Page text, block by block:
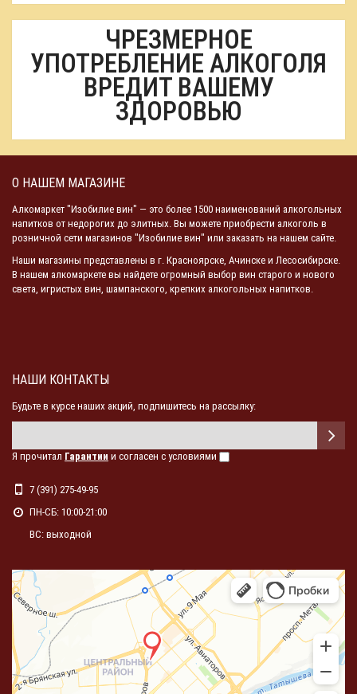
ЧРЕЗМЕРНОЕ
УПОТРЕБЛЕНИЕ АЛКОГОЛЯ
ВРЕДИТ ВАШЕМУ
ЗДОРОВЬЮ
О НАШЕМ МАГАЗИНЕ
Алкомаркет "Изобилие вин" — это более 1500 наименований алкогольных
напитков от недорогих до элитных. Вы можете приобрести алкоголь в
розничной сети магазинов "Изобилие вин" или заказать на нашем сайте.
Наши магазины представлены в г. Красноярске, Ачинске и Лесосибирске.
В нашем алкомаркете вы найдете огромный выбор вин старого и нового
света, игристых вин, шампанского, крепких алкогольных напитков.
НАШИ КОНТАКТЫ
Будьте в курсе наших акций, подпишитесь на рассылку:
Я прочитал Гарантии и согласен с условиями
7 (391) 275-49-95
ПН-СБ: 10:00-21:00
ВС: выходной